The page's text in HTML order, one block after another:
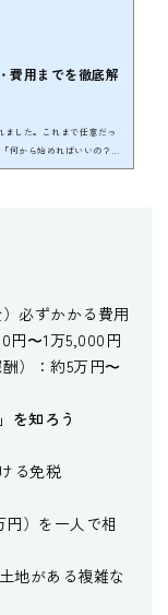
費用までを徹底解
ました。これまで任意だっ
何から始めればいいの？」
ちの方も多いでしょう。こ
必ずかかる費用
円〜1万5,000円
）：約5万円〜
を知ろう
る免税
円）を一人で相
地がある複雑な